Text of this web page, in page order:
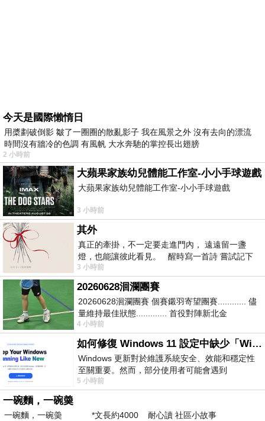
今天是國際懶惰日
用槳劃破倒影 皺了一圈圈的散亂影子 我在風景之外 沒有去向的漂流
時間沒有牆冷的色調 有風帆 大水奔馳的掌控長出翅膀
2 小時前
大蘋果家族幼兒體能工作室-小小手球遊戲
大蘋果家族幼兒體能工作室-小小手球遊戲
3 小時前
其外
真正的牽掛，不一定要走進門內， 遠遠留一盞
燈，也能讓彼此看見。 醒時寫一首詩 嘗試記下
寂寞 卻只能記下它的附屬物 原
3 小時前
20260628洄瀾團賽
20260628洄瀾團賽 個賽鎩羽寄望團賽............ 儘
量維持最佳狀態............. 首役對陣新北金
龍............. 跨境群
4 小時前
如何修復 Windows 11 設定中缺少「Windows 更新」？
Windows 更新對於維護系統安全、效能和穩定性
至關重要。然而，部分使用者可能會遇到
Windows 11 設定應用程式中缺少「Windows 更
新」
5 小時前
一碗麵，一碗羮
一碗麵，一碗羮 *文長約4000 耐心讀 社區小故事